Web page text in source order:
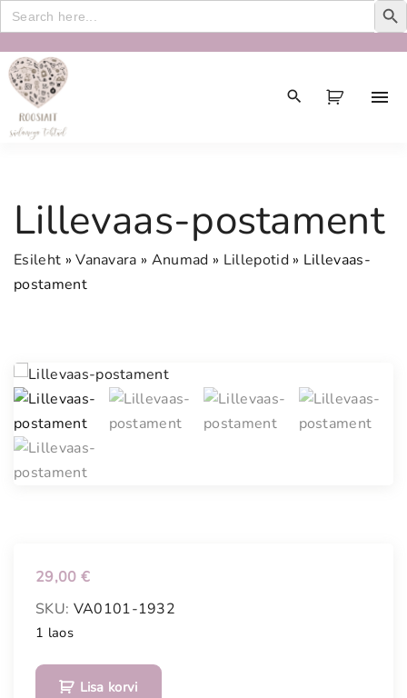
Search
for:
Lillevaas-postament
Esileht »Vanavara » Anumad » Lillepotid» Lillevaas-
postament
29,00 €
SKU: VA0101-1932
1 laos
L
Lisa korvi